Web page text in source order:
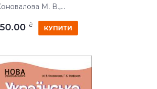
М. В.,...
₴ КУПИТИ